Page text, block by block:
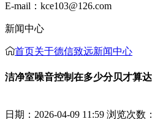
E-mail：kce103@126.com
新闻中心
首页关于德信致远新闻中心
洁净室噪音控制在多少分贝才算
日期：2026-04-09 11:59 浏览次数：